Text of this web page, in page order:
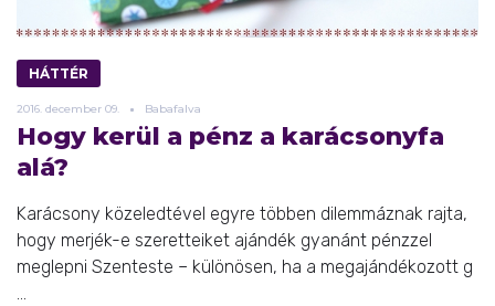
HÁTTÉR
2016. december 09. Babafalva
Hogy kerül a pénz a karácsonyfa
alá?
Karácsony közeledtével egyre többen dilemmáznak rajta,
hogy merjék-e szeretteiket ajándék gyanánt pénzzel
meglepni Szenteste – különösen, ha a megajándékozott g
...